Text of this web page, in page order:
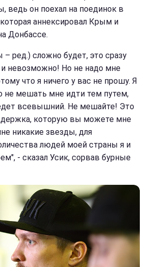
ведь он поехал на поединок в
аннексировал Крым и
Донбассе.
– ред.) сложно будет, это сразу
невозможно! Но не надо мне
что я ничего у вас не прошу. Я
не мешать мне идти тем путем,
всевышний. Не мешайте! Это
которую вы можете мне
никакие звезды, для
людей моей страны я и
- сказал Усик, сорвав бурные